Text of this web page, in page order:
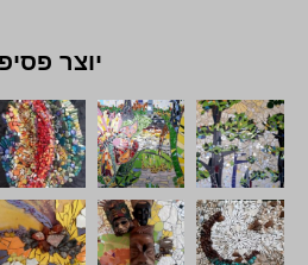
יוצר